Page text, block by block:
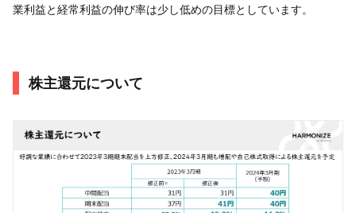
業利益と経常利益の伸び率は少し低めの目標としています。
株主還元について